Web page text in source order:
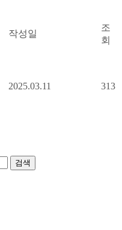
작성일
조
회
2025.03.11 313
검색